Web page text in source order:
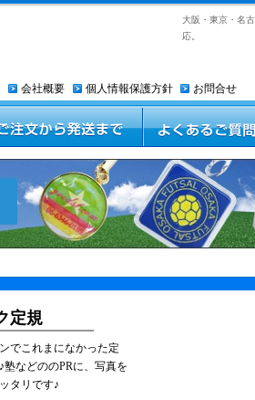
大阪・東京・名
応。
会社概要 個人情報保護方針 お問合せ
定規
でこれまになかった定
などののPRに、写真を
タリです♪